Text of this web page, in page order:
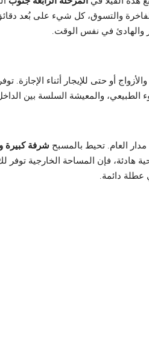
والتسوق، كل شيء على بُعد
والهادئ في نفس الوقت.
أو حتى للإيجار أثناء الإجازة.
والمعيشة السلسة بين الداخل
العام. تحيط بالمسبح شرفة كبيرة
فإن المساحة الخارجية توفر
دائمة.